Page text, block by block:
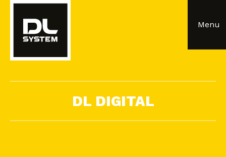
Menu
DL DIGITAL
Panneau de gestion des cookies